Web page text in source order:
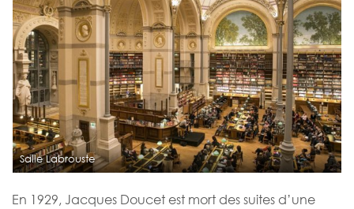
Salle Labrouste
En 1929, Jacques Doucet est mort des suites d’une